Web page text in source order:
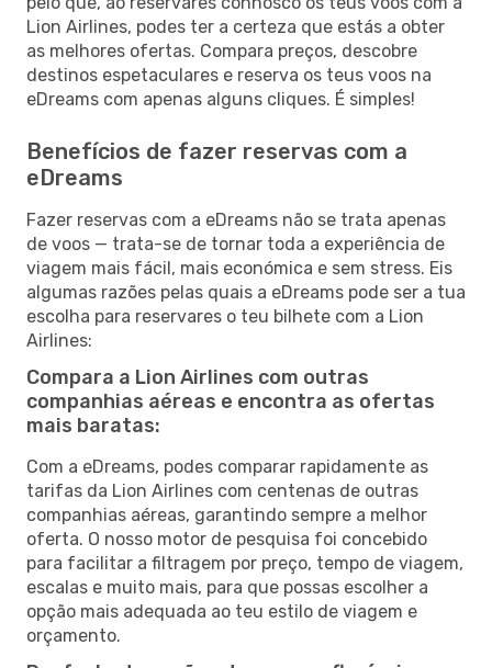
Lion Airlines, podes ter a certeza que estás a obter
as melhores ofertas. Compara preços, descobre
destinos espetaculares e reserva os teus voos na
eDreams com apenas alguns cliques. É simples!
Benefícios de fazer reservas com a
eDreams
Fazer reservas com a eDreams não se trata apenas
de voos — trata-se de tornar toda a experiência de
viagem mais fácil, mais económica e sem stress. Eis
algumas razões pelas quais a eDreams pode ser a tua
escolha para reservares o teu bilhete com a Lion
Airlines:
Compara a Lion Airlines com outras
companhias aéreas e encontra as ofertas
mais baratas:
Com a eDreams, podes comparar rapidamente as
tarifas da Lion Airlines com centenas de outras
companhias aéreas, garantindo sempre a melhor
oferta. O nosso motor de pesquisa foi concebido
para facilitar a filtragem por preço, tempo de viagem,
escalas e muito mais, para que possas escolher a
opção mais adequada ao teu estilo de viagem e
orçamento.